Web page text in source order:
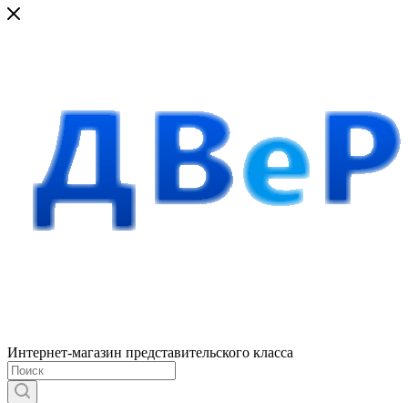
Интернет-магазин представительского класса